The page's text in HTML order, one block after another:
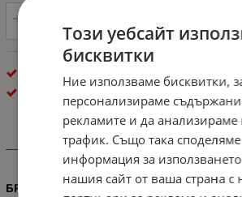
БРОЙ СТРАНИЦИ
Този уебсайт
бисквитки
Ние използваме бисквитки,
персонализираме
рекламите и да
трафик. Също така споделяме
информация за
нашия сайт от ваша страна с